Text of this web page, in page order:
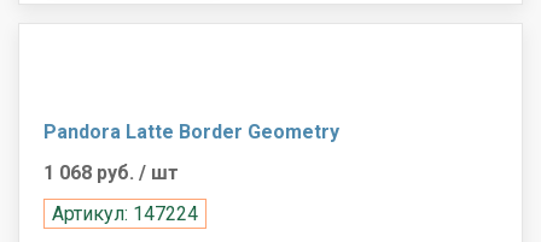
Pandora Latte Border Geometry
1 068 руб. / шт
Артикул: 147224